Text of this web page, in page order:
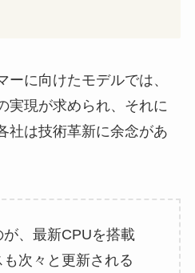
に向けたモデルでは、
実現が求められ、それに
社は技術革新に余念があ
、最新CPUを搭載
次々と更新される